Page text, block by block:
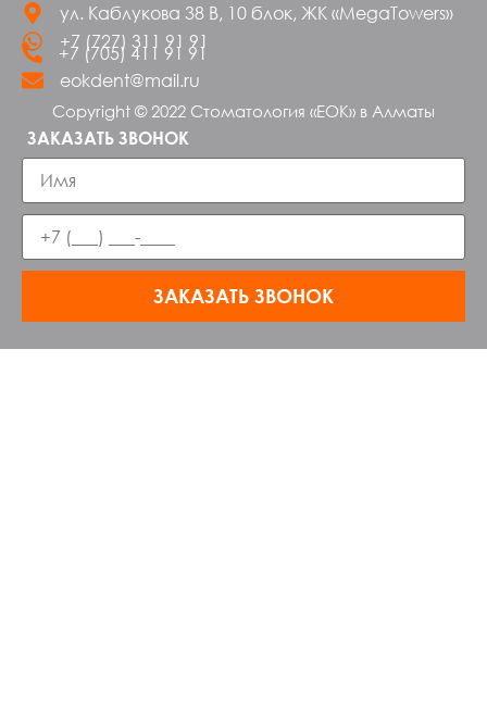
ул. Каблукова 38 В, 10 блок, ЖК «MegaTowers»
+7 (727) 311 91 91
+7 (705) 411 91 91
eokdent@mail.ru
Copyright © 2022 Стоматология «ЕОК» в Алматы
ЗАКАЗАТЬ ЗВОНОК
ЗАКАЗАТЬ ЗВОНОК